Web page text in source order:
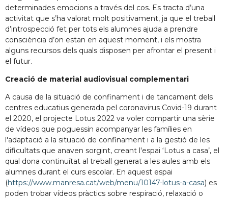
determinades emocions a través del cos. Es tracta d’una
activitat que s’ha valorat molt positivament, ja que el treball
d’introspecció fet per tots els alumnes ajuda a prendre
consciència d’on estan en aquest moment, i els mostra
alguns recursos dels quals disposen per afrontar el present i
el futur.
Creació de material audiovisual complementari
A causa de la situació de confinament i de tancament dels
centres educatius generada pel coronavirus Covid-19 durant
el 2020, el projecte Lotus 2022 va voler compartir una sèrie
de vídeos que poguessin acompanyar les famílies en
l'adaptació a la situació de confinament i a la gestió de les
dificultats que anaven sorgint, creant l'espai ‘Lotus a casa’, el
qual dona continuïtat al treball generat a les aules amb els
alumnes durant el curs escolar. En aquest espai
(https://www.manresa.cat/web/menu/10147-lotus-a-casa) es
poden trobar vídeos pràctics sobre respiració, relaxació o